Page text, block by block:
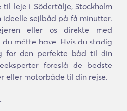
leje i Södertälje, Stockholm
ideelle sejlbåd på få minutter.
eller os direkte med
du måtte have. Hvis du stadig
for den perfekte båd til din
foreslå de bedste
eller motorbåde til din rejse.